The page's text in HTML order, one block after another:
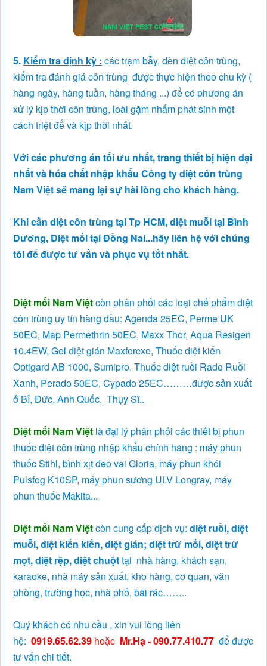
5. Kiểm tra định kỳ : các trạm bẫy, đèn diệt côn trùng,
kiểm tra đánh giá côn trùng được thực hiện theo chu kỳ (
hàng ngày, hàng tuần, hàng tháng ...) để có phương án
xử lý kịp thời côn trùng, loài gặm nhấm phát sinh một
cách triệt để và kịp thời nhất.
Với các phương án tối ưu nhất, trang thiết bị hiện đại
nhất và hóa chất nhập khẩu Công ty diệt côn trùng
Nam Việt sẽ mang lại sự hài lòng cho khách hàng.
Khi cần diệt côn trùng tại Tp HCM, diệt muỗi tại Bình
Dương, Diệt mối tại Đồng Nai...hãy liên hệ với chúng
tôi để được tư vấn và phục vụ tốt nhất.
Diệt mối Nam Việtcòn phân phối các loại chế phẩm diệt
côn trùng uy tín hàng đầu: Agenda 25EC, Perme UK
50EC, Map Permethrin 50EC, Maxx Thor, Aqua Resigen
10.4EW, Gel diệt gián Maxforcxe, Thuốc diệt kiến
Optigard AB 1000, Sumipro, Thuốc diệt ruồi Rado Ruồi
Xanh, Perado 50EC, Cypado 25EC………được sản xuất
ở Bỉ, Đức, Anh Quốc, Thụy Sĩ..
Diệt mối Nam Việt là đại lý phân phối các thiết bị phun
thuốc diệt côn trùng nhập khẩu chính hãng : máy phun
thuốc Stihl, bình xịt đeo vai Gloria, máy phun khói
Pulsfog K10SP, máy phun sương ULV Longray, máy
phun thuốc Makita...
Diệt mối Nam Việtcòn cung cấp dịch vụ: diệt ruồi, diệt
muỗi, diệt kiến kiến, diệt gián; diệt trừ mối, diệt trừ
mọt, diệt rệp, diệt chuộttại nhà hàng, khách sạn,
karaoke, nhà máy sản xuất, kho hàng, cơ quan, văn
phòng, trường học, nhà phố, bãi rác……..
Quý khách có nhu cầu , xin vui lòng liên
hệ: 0919.65.62.39 hoặc Mr.Hạ - 090.77.410.77 để được
tư vấn chi tiết.